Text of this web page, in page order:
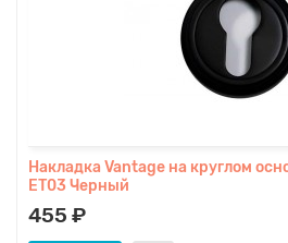
Накладка Vantage на круглом
ET03 Черный
455 ₽